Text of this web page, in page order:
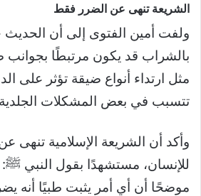
الشريعة تنهى عن الضرر فقط
ولفت أمين الفتوى إلى أن
بالشراب قد يكون مرتبطًا بجوانب
مثل ارتداء أنواع ضيقة تؤثر على
تتسبب في بعض المشكلات
وأكد أن الشريعة الإسلامية
للإنسان، مستشهدًا بقول النبي ﷺ:
موضحًا أن أي أمر يثبت طبيًا أنه